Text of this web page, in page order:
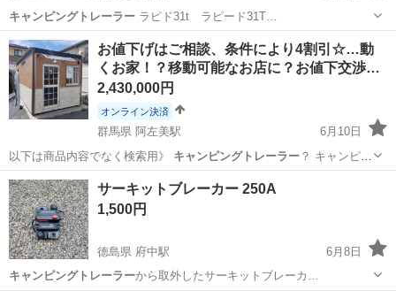
キャンピングトレーラーラピド31t ラピード31T…
北海道 石狩市 篠路駅 その他 キャンピングトレーラー
お値下げはご相談、条件により4割引☆…動
くお家！？移動可能なお店に？お値下交渉…
2,430,000円
オンライン決済
群馬県 阿左美駅
6月10日
以下は商品内容でなく検索用》 キャンピングトレーラー？ キャンピン
グカー？ トレー…
群馬 みどり市 阿左美駅
サーキットブレーカー 250A
1,500円
徳島県 府中駅
6月8日
キャンピングトレーラーから取外したサーキットブレーカ…